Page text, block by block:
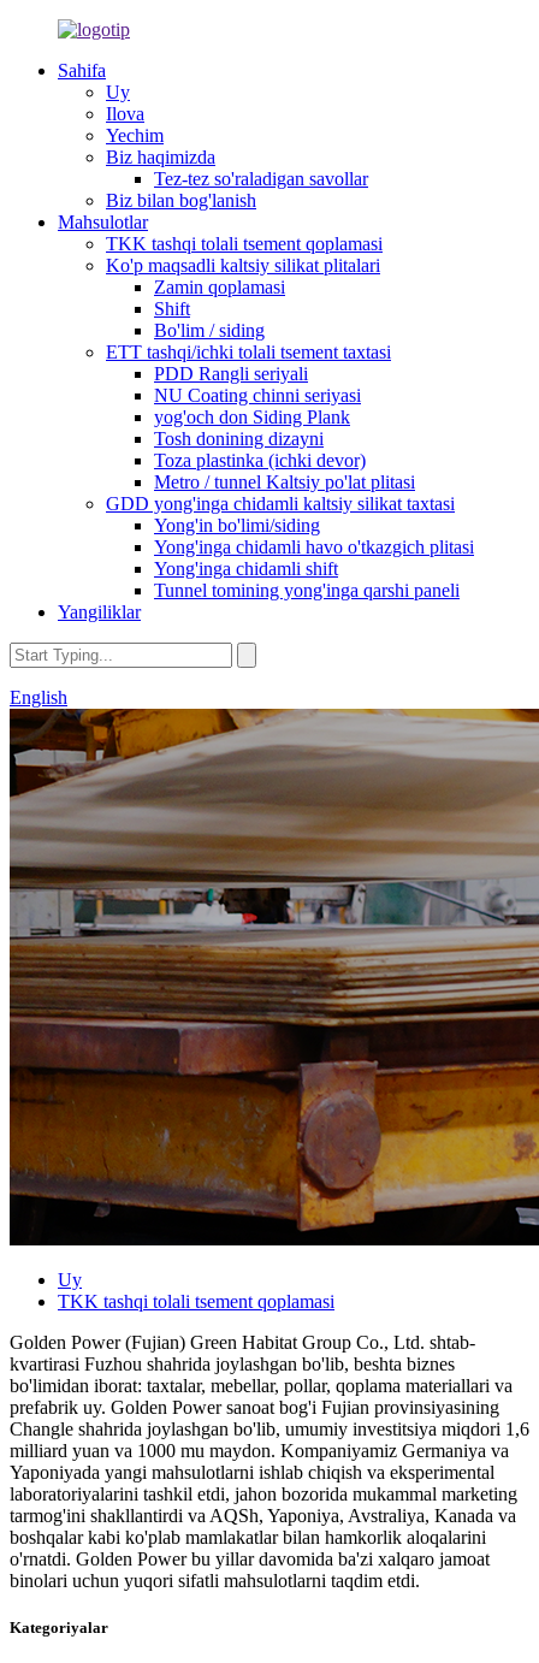
Sahifa
Uy
Ilova
Yechim
Biz haqimizda
Tez-tez so'raladigan savollar
Biz bilan bog'lanish
Mahsulotlar
TKK tashqi tolali tsement qoplamasi
Ko'p maqsadli kaltsiy silikat plitalari
Zamin qoplamasi
Shift
Bo'lim / siding
ETT tashqi/ichki tolali tsement taxtasi
PDD Rangli seriyali
NU Coating chinni seriyasi
yog'och don Siding Plank
Tosh donining dizayni
Toza plastinka (ichki devor)
Metro / tunnel Kaltsiy po'lat plitasi
GDD yong'inga chidamli kaltsiy silikat taxtasi
Yong'in bo'limi/siding
Yong'inga chidamli havo o'tkazgich plitasi
Yong'inga chidamli shift
Tunnel tomining yong'inga qarshi paneli
Yangiliklar
English
Uy
TKK tashqi tolali tsement qoplamasi
Golden Power (Fujian) Green Habitat Group Co., Ltd. shtab-
kvartirasi Fuzhou shahrida joylashgan bo'lib, beshta biznes
bo'limidan iborat: taxtalar, mebellar, pollar, qoplama materiallari va
prefabrik uy. Golden Power sanoat bog'i Fujian provinsiyasining
Changle shahrida joylashgan bo'lib, umumiy investitsiya miqdori 1,6
milliard yuan va 1000 mu maydon. Kompaniyamiz Germaniya va
Yaponiyada yangi mahsulotlarni ishlab chiqish va eksperimental
laboratoriyalarini tashkil etdi, jahon bozorida mukammal marketing
tarmog'ini shakllantirdi va AQSh, Yaponiya, Avstraliya, Kanada va
boshqalar kabi ko'plab mamlakatlar bilan hamkorlik aloqalarini
o'rnatdi. Golden Power bu yillar davomida ba'zi xalqaro jamoat
binolari uchun yuqori sifatli mahsulotlarni taqdim etdi.
Kategoriyalar